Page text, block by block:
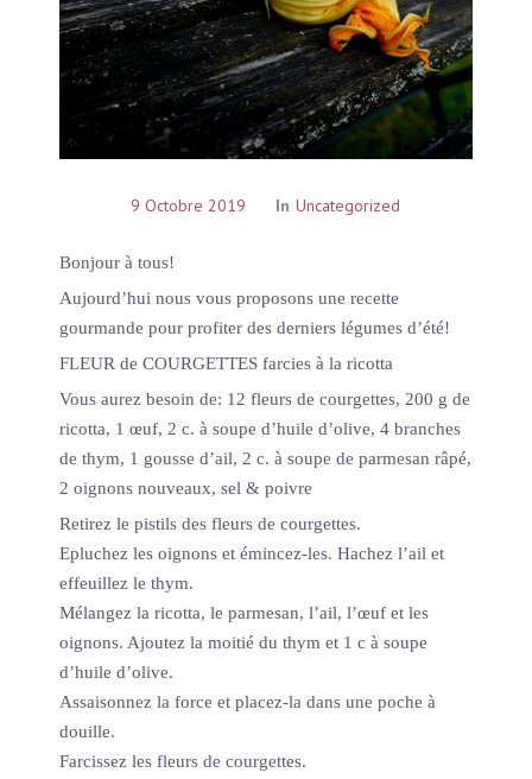
9 Octobre 2019 In Uncategorized
Bonjour à tous!
Aujourd’hui nous vous proposons une recette
gourmande pour profiter des derniers légumes d’été!
FLEUR de COURGETTES farcies à la ricotta
Vous aurez besoin de: 12 fleurs de courgettes, 200 g de
ricotta, 1 œuf, 2 c. à soupe d’huile d’olive, 4 branches
de thym, 1 gousse d’ail, 2 c. à soupe de parmesan râpé,
2 oignons nouveaux, sel & poivre
Retirez le pistils des fleurs de courgettes.
Epluchez les oignons et émincez-les. Hachez l’ail et
effeuillez le thym.
Mélangez la ricotta, le parmesan, l’ail, l’œuf et les
oignons. Ajoutez la moitié du thym et 1 c à soupe
d’huile d’olive.
Assaisonnez la force et placez-la dans une poche à
douille.
Farcissez les fleurs de courgettes.